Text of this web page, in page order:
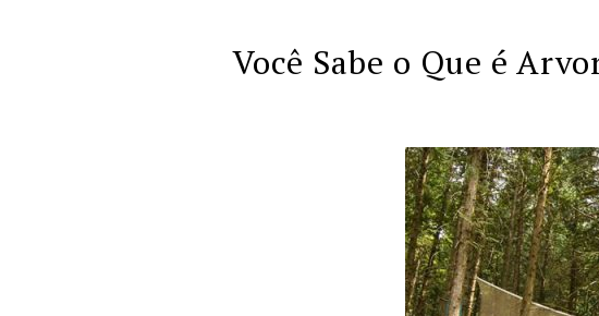
Você Sabe o Que é